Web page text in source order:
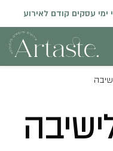
ימי עסקים קודם לאירוע